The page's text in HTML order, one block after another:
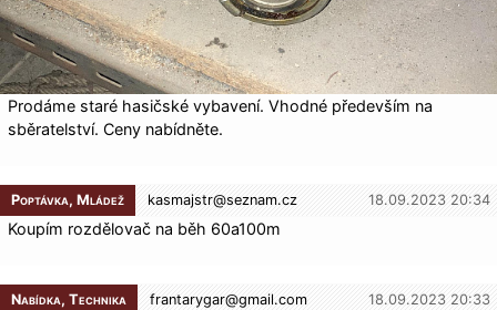
Prodáme staré hasičské vybavení. Vhodné především na
sběratelství. Ceny nabídněte.
Poptávka, Mládež kasmajstr@seznam.cz 18.09.2023 20:34
Koupím rozdělovač na běh 60a100m
Nabídka, Technika frantarygar@gmail.com 18.09.2023 20:33